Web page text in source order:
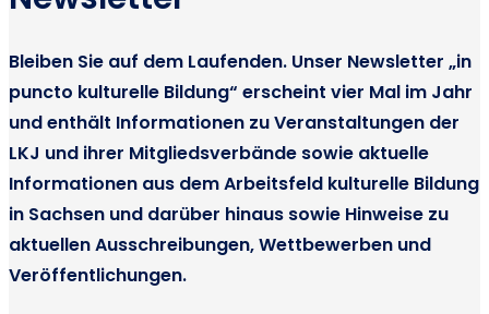
Bleiben Sie auf dem Laufenden. Unser Newsletter „in
puncto kulturelle Bildung“ erscheint vier Mal im Jahr
und enthält Informationen zu Veranstaltungen der
LKJ und ihrer Mitgliedsverbände sowie aktuelle
Informationen aus dem Arbeitsfeld kulturelle Bildung
in Sachsen und darüber hinaus sowie Hinweise zu
aktuellen Ausschreibungen, Wettbewerben und
Veröffentlichungen.